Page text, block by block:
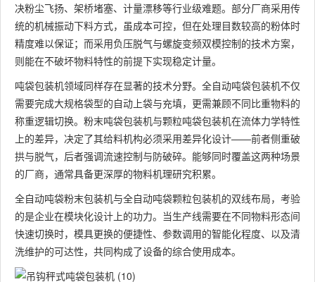
决粉尘飞扬、架桥堵塞、计量漂移等行业级难题。部分厂商采用传
统的机械振动下料方式，虽成本可控，但在处理目数较高的粉体时
精度难以保证；而采用负压脱气与螺旋变频双模控制的技术方案，
则能在不破坏物料特性的前提下实现稳定计量。
吨袋包装机领域同样存在显著的技术分野。全自动吨袋包装机不仅
需要完成大规格袋型的自动上袋与充填，更需兼顾不同比重物料的
称重逻辑切换。粉末吨袋包装机与颗粒吨袋包装机在流体力学特性
上的差异，决定了其给料机构必须采用差异化设计——前者侧重破
拱与脱气，后者强调流速控制与防破碎。能够同时覆盖这两种场景
的厂商，通常具备更深厚的物料机理研究积累。
全自动吨袋粉末包装机与全自动吨袋颗粒包装机的双线布局，考验
的是企业在模块化设计上的功力。当生产线需要在不同物料形态间
快速切换时，模具更换的便捷性、参数调用的智能化程度、以及清
洗维护的可达性，共同构成了设备的综合使用成本。